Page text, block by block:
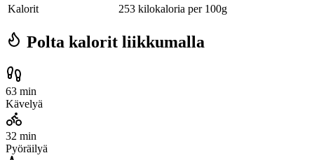
Kalorit
253 kilokaloria per 100g
Polta kalorit liikkumalla
63 min
Kävelyä
32 min
Pyöräilyä